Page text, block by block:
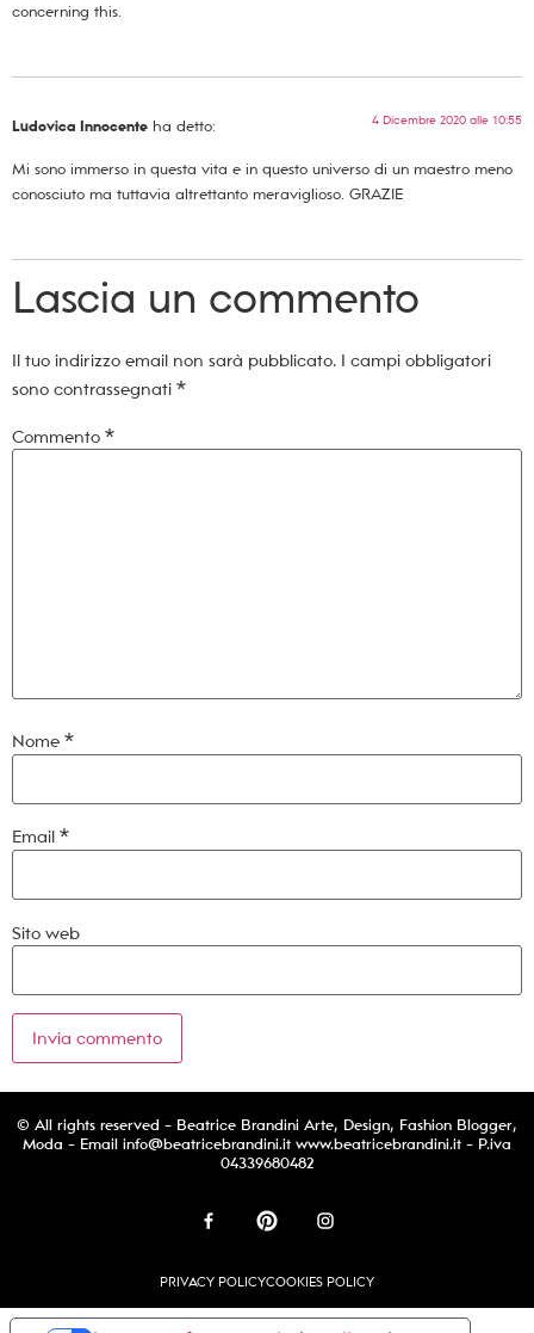
concerning this.
Ludovica Innocente ha detto: 4 Dicembre 2020 alle 10:55
Mi sono immerso in questa vita e in questo universo di un maestro meno
conosciuto ma tuttavia altrettanto meraviglioso. GRAZIE
Lascia un commento
Il tuo indirizzo email non sarà pubblicato. I campi obbligatori
sono contrassegnati *
Commento *
Nome *
Email *
Sito web
© All rights reserved - Beatrice Brandini Arte, Design, Fashion Blogger,
Moda - Email info@beatricebrandini.it www.beatricebrandini.it - P.iva
04339680482
PRIVACY POLICYCOOKIES POLICY